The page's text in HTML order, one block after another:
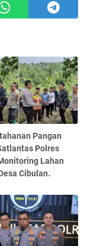
Pangan
Polres
Lahan
Cibulan.